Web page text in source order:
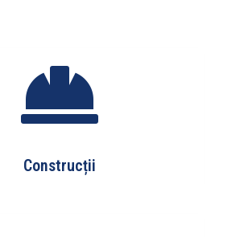

Construcții